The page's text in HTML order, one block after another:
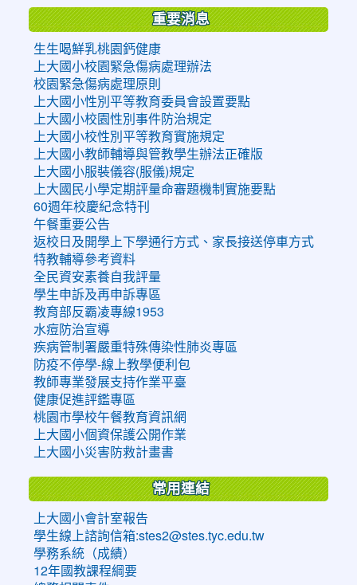
重要消息
生生喝鮮乳桃園鈣健康
上大國小校園緊急傷病處理辦法
校園緊急傷病處理原則
上大國小性別平等教育委員會設置要點
上大國小校園性別事件防治規定
上大國小校性別平等教育實施規定
上大國小教師輔導與管教學生辦法正確版
上大國小服裝儀容(服儀)規定
上大國民小學定期評量命審題機制實施要點
60週年校慶紀念特刊
午餐重要公告
返校日及開學上下學通行方式、家長接送停車方式
特教輔導參考資料
全民資安素養自我評量
學生申訴及再申訴專區
教育部反霸凌專線1953
水痘防治宣導
疾病管制署嚴重特殊傳染性肺炎專區
防疫不停學-線上教學便利包
教師專業發展支持作業平臺
健康促進評鑑專區
桃園市學校午餐教育資訊網
上大國小個資保護公開作業
上大國小災害防救計畫書
常用連結
上大國小會計室報告
學生線上諮詢信箱:stes2@stes.tyc.edu.tw
學務系統（成績）
12年國教課程綱要